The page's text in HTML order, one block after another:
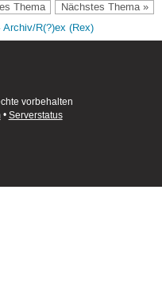
Thema Nächstes Thema »
Archiv/R(?)ex (Rex)
vorbehalten
• Serverstatus